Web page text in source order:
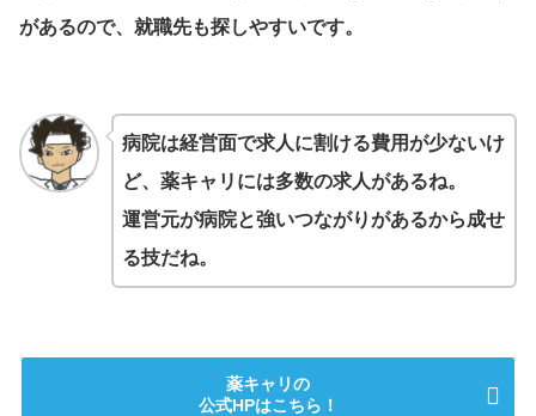
があるので、就職先も探しやすいです。
病院は経営面で求人に割ける費用が少ないけ
ど、薬キャリには多数の求人があるね。
運営元が病院と強いつながりがあるから成せ
る技だね。
薬キャリの
公式HPはこちら！